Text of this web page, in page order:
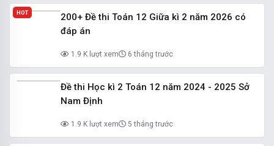
HOT
200+ Đề thi Toán 12 Giữa kì 2 năm 2026 có
đáp án
1.9 K lượt xem 6 tháng trước
Đề thi Học kì 2 Toán 12 năm 2024 - 2025 Sở
Nam Định
1.9 K lượt xem 5 tháng trước